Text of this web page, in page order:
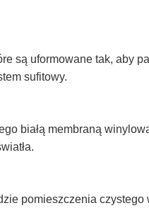
są uformowane tak, aby
sufitowy.
białą membraną
pomieszczenia czystego